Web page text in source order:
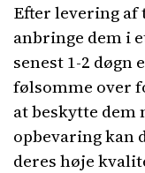
Efter levering
anbringe dem i
senest 1-2
følsomme over
at beskytte dem
opbevaring kan
deres høje